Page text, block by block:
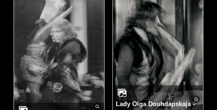
Lady Olga Douhdapskaja -